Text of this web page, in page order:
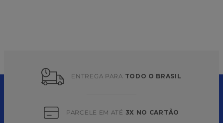
ENTREGA PARA TODO O BRASIL
PARCELE EM ATÉ 3X NO CARTÃO